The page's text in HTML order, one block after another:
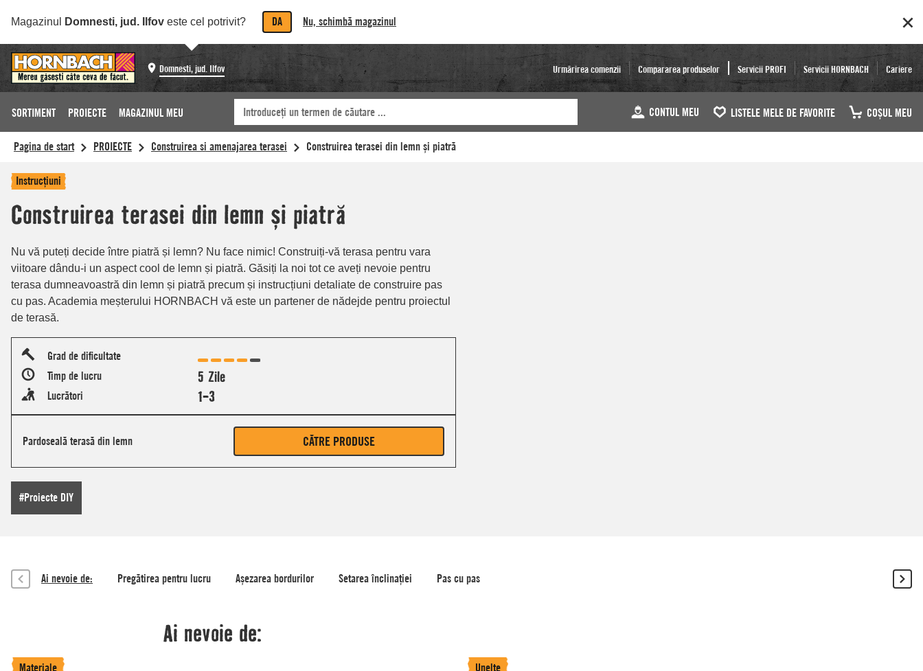
Magazinul Domnesti, jud. Ilfov este cel potrivit? DA Nu, schimbă magazinul
Domnesti, jud. Ilfov Urmărirea comenzii Compararea produselor Servicii PROFI Servicii HORNBACH Cariere
SORTIMENT PROIECTE MAGAZINUL MEU CONTUL MEU LISTELE MELE DE FAVORITE COŞUL MEU